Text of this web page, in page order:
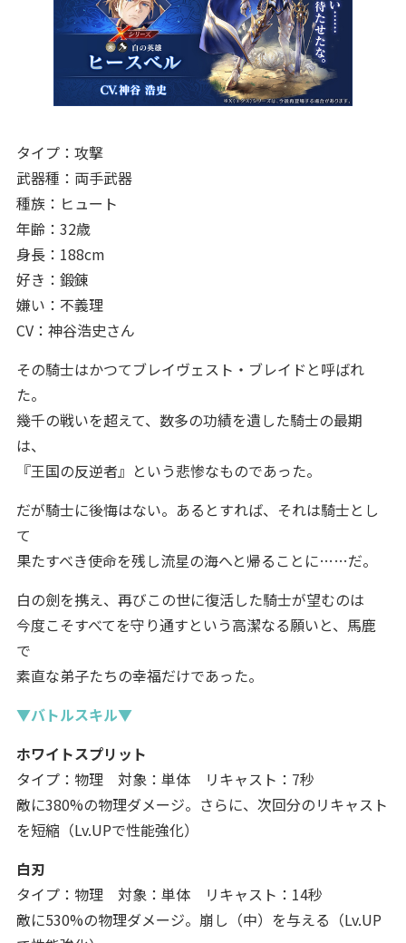
タイプ：攻撃
武器種：両手武器
種族：ヒュート
年齢：32歳
身長：188cm
好き：鍛錬
嫌い：不義理
CV：神谷浩史さん
その騎士はかつてブレイヴェスト・ブレイドと呼ばれ
た。
幾千の戦いを超えて、数多の功績を遺した騎士の最期
は、
『王国の反逆者』という悲惨なものであった。
だが騎士に後悔はない。あるとすれば、それは騎士とし
て
果たすべき使命を残し流星の海へと帰ることに……だ。
白の劍を携え、再びこの世に復活した騎士が望むのは
今度こそすべてを守り通すという高潔なる願いと、馬鹿
で
素直な弟子たちの幸福だけであった。
▼バトルスキル▼
ホワイトスプリット
タイプ：物理 対象：単体 リキャスト：7秒
敵に380%の物理ダメージ。さらに、次回分のリキャスト
を短縮（Lv.UPで性能強化）
白刃
タイプ：物理 対象：単体 リキャスト：14秒
敵に530%の物理ダメージ。崩し（中）を与える（Lv.UP